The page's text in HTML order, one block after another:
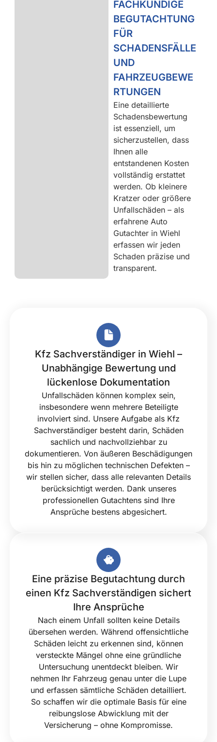
FACHKUNDIGE
BEGUTACHTUNG
FÜR
SCHADENSFÄLLE
UND
FAHRZEUGBEWE
RTUNGEN
Eine detaillierte
Schadensbewertung
ist essenziell, um
sicherzustellen, dass
Ihnen alle
entstandenen Kosten
vollständig erstattet
werden. Ob kleinere
Kratzer oder größere
Unfallschäden – als
erfahrene Auto
Gutachter in Wiehl
erfassen wir jeden
Schaden präzise und
transparent.
Kfz Sachverständiger in Wiehl –
Unabhängige Bewertung und
lückenlose Dokumentation
Unfallschäden können komplex sein,
insbesondere wenn mehrere Beteiligte
involviert sind. Unsere Aufgabe als Kfz
Sachverständiger besteht darin, Schäden
sachlich und nachvollziehbar zu
dokumentieren. Von äußeren Beschädigungen
bis hin zu möglichen technischen Defekten –
wir stellen sicher, dass alle relevanten Details
berücksichtigt werden. Dank unseres
professionellen Gutachtens sind Ihre
Ansprüche bestens abgesichert.
Eine präzise Begutachtung durch
einen Kfz Sachverständigen sichert
Ihre Ansprüche
Nach einem Unfall sollten keine Details
übersehen werden. Während offensichtliche
Schäden leicht zu erkennen sind, können
versteckte Mängel ohne eine gründliche
Untersuchung unentdeckt bleiben. Wir
nehmen Ihr Fahrzeug genau unter die Lupe
und erfassen sämtliche Schäden detailliert.
So schaffen wir die optimale Basis für eine
reibungslose Abwicklung mit der
Versicherung – ohne Kompromisse.